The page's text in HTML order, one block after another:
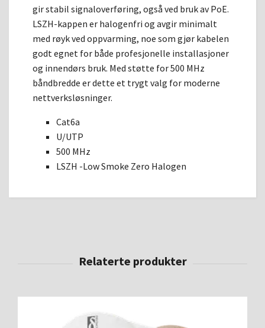
gir stabil signaloverføring, også ved bruk av PoE.
LSZH-kappen er halogenfri og avgir minimalt
med røyk ved oppvarming, noe som gjør kabelen
godt egnet for både profesjonelle installasjoner
og innendørs bruk. Med støtte for 500 MHz
båndbredde er dette et trygt valg for moderne
nettverksløsninger.
Cat6a
U/UTP
500 MHz
LSZH -Low Smoke Zero Halogen